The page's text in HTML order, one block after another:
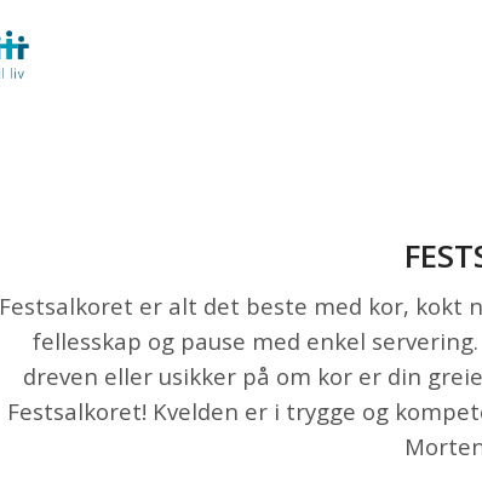
Festsalkoret er alt det beste med kor, kokt
fellesskap og pause med enkel
dreven eller usikker på om kor er din
Festsalkoret! Kvelden er i trygge og